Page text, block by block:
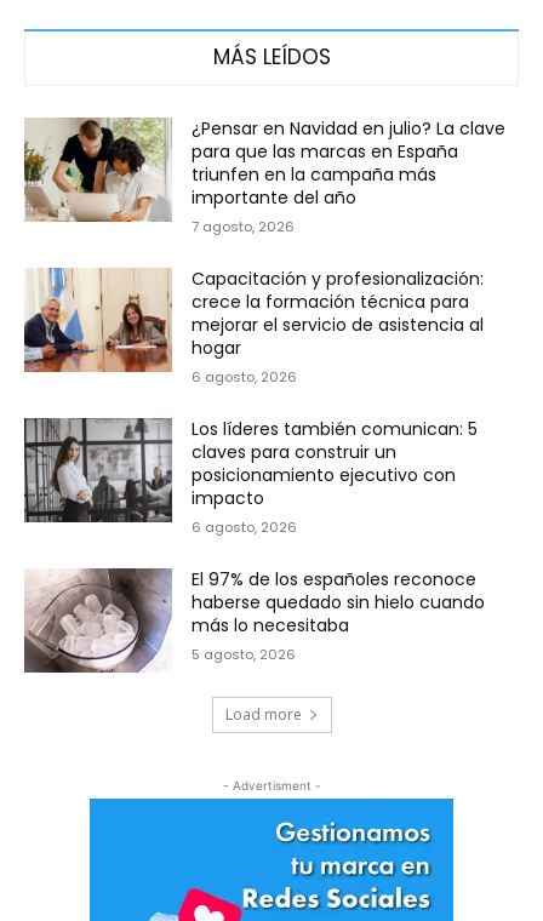
MÁS LEÍDOS
¿Pensar en Navidad en julio? La clave
para que las marcas en España
triunfen en la campaña más
importante del año
7 agosto, 2026
Capacitación y profesionalización:
crece la formación técnica para
mejorar el servicio de asistencia al
hogar
6 agosto, 2026
Los líderes también comunican: 5
claves para construir un
posicionamiento ejecutivo con
impacto
6 agosto, 2026
El 97% de los españoles reconoce
haberse quedado sin hielo cuando
más lo necesitaba
5 agosto, 2026
Load more
- Advertisment -